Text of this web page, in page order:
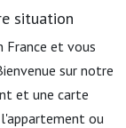
France et vous
sur notre
et une carte
ou